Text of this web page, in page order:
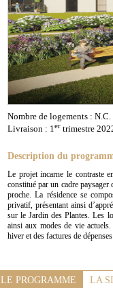
Nombre de logements : N.C.
Livraison : 1er trimestre
Description du
Le projet incarne le contraste
constitué par un cadre
proche. La résidence se
privatif, présentant ainsi
sur le Jardin des Plantes. Les
ainsi aux modes de vie
hiver et des factures de
LE PROGRAMME LA